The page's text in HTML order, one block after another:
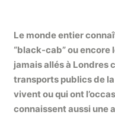
Le monde entier
“black-cab” ou encore
jamais allés à Londres
transports publics de
vivent ou qui ont
connaissent aussi une